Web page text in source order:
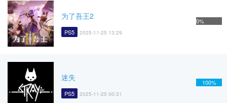
为了吾王2
PS5 2025-11-25 13:29
0%
迷失
PS5 2025-11-25 00:31
100%